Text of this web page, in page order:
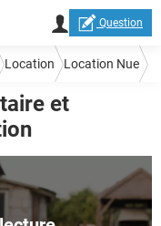
Question
Location Location Nue
et